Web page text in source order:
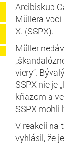
Arcibiskup
Müllera voči
X. (SSPX).
Müller
viery“.
SSPX nie je
kňazom a
SSPX mohli
V reakcii na
vyhlásil, že